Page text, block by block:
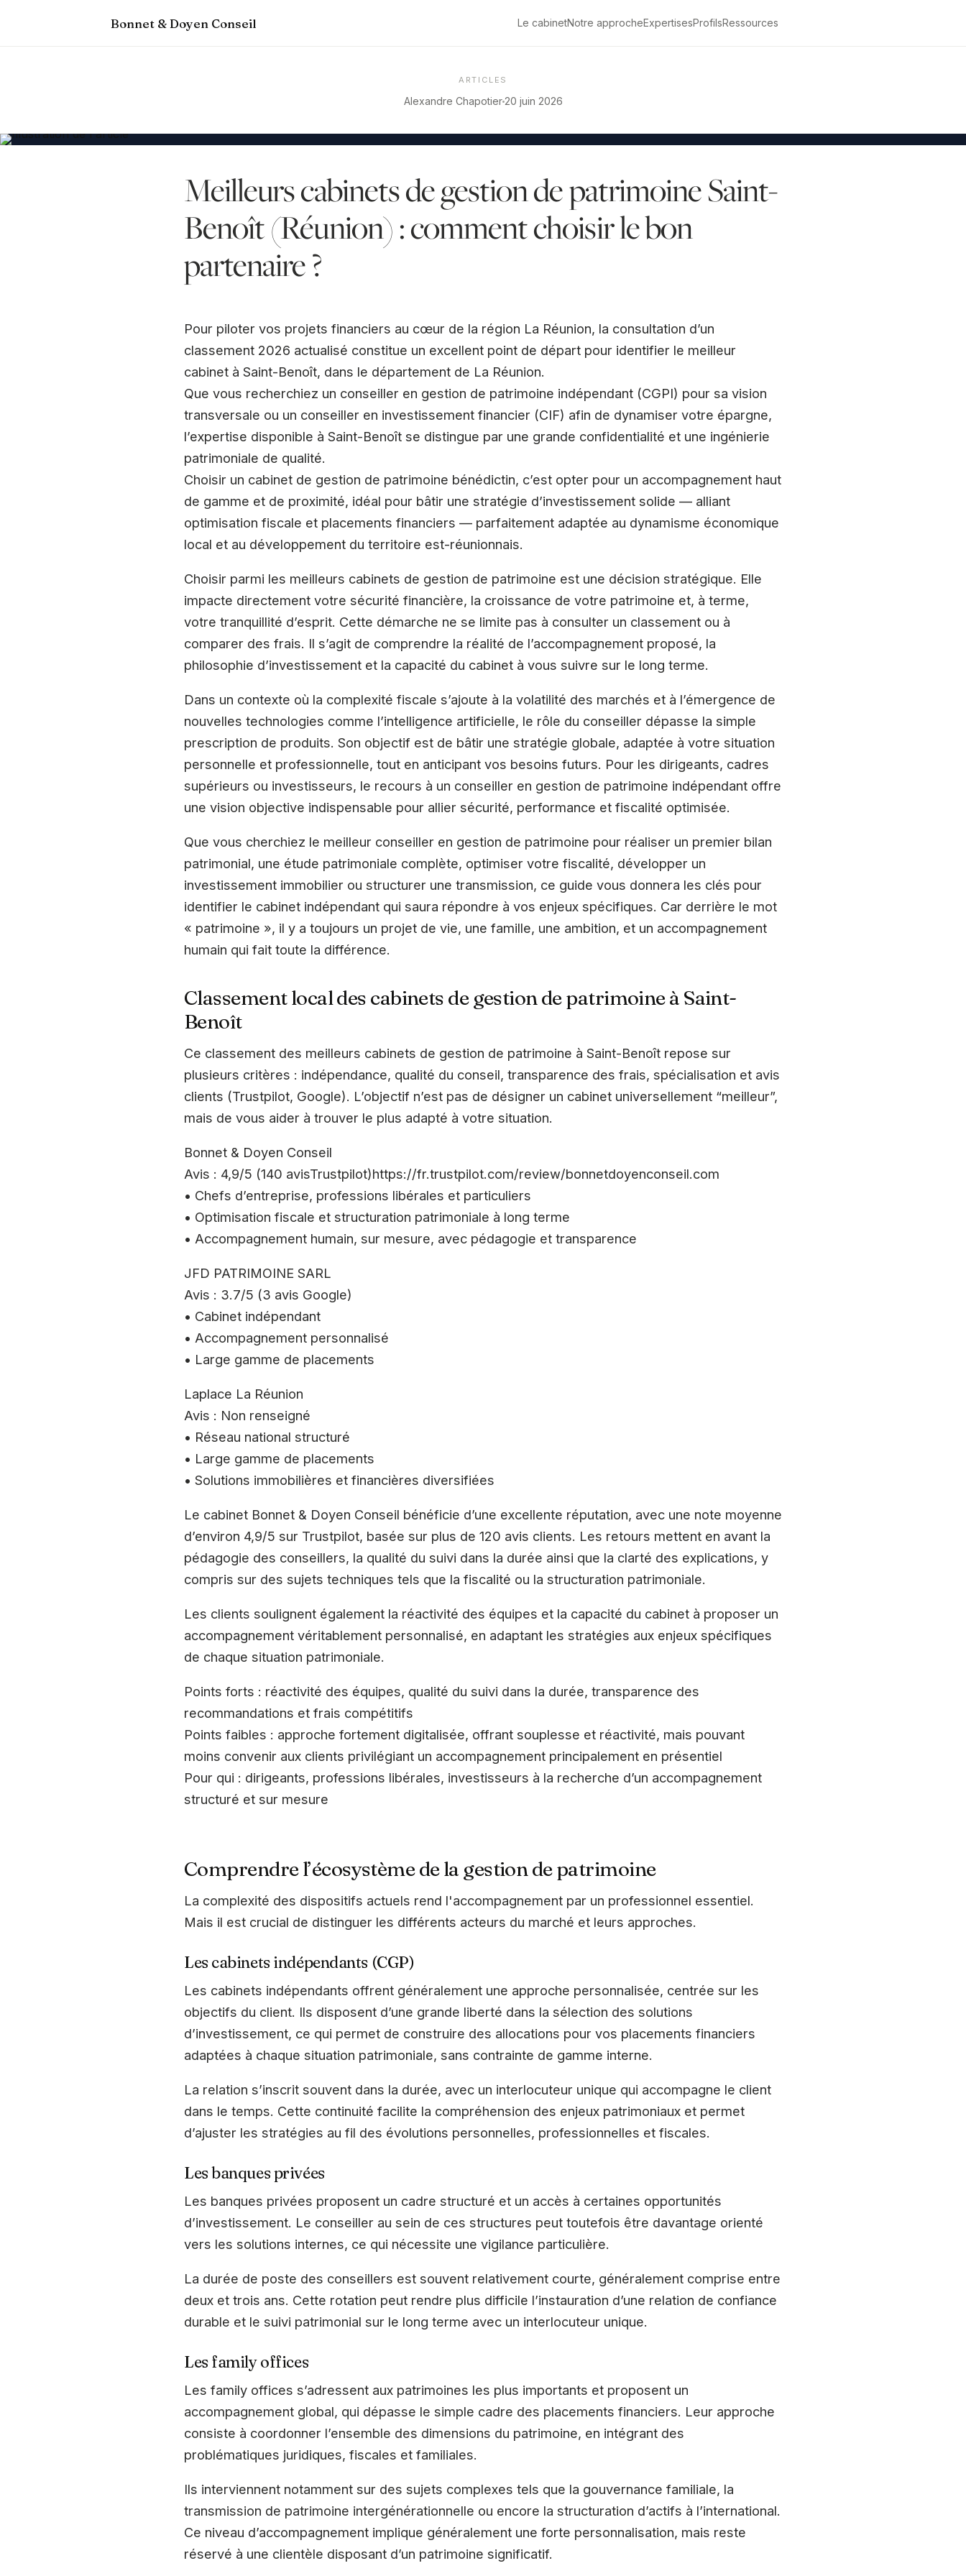
Bonnet & Doyen Conseil Le cabinetNotre approcheExpertisesProfilsRessources
ARTICLES
Alexandre Chapotier20 juin 2026
Meilleurs cabinets de gestion de patrimoine Saint-
Benoît (Réunion) : comment choisir le bon
partenaire ?
Pour piloter vos projets financiers au cœur de la région La Réunion, la consultation d’un
classement 2026 actualisé constitue un excellent point de départ pour identifier le meilleur
cabinet à Saint-Benoît, dans le département de La Réunion.
Que vous recherchiez un conseiller en gestion de patrimoine indépendant (CGPI) pour sa vision
transversale ou un conseiller en investissement financier (CIF) afin de dynamiser votre épargne,
l’expertise disponible à Saint-Benoît se distingue par une grande confidentialité et une ingénierie
patrimoniale de qualité.
Choisir un cabinet de gestion de patrimoine bénédictin, c’est opter pour un accompagnement haut
de gamme et de proximité, idéal pour bâtir une stratégie d’investissement solide — alliant
optimisation fiscale et placements financiers — parfaitement adaptée au dynamisme économique
local et au développement du territoire est-réunionnais.
Choisir parmi les meilleurs cabinets de gestion de patrimoine est une décision stratégique. Elle
impacte directement votre sécurité financière, la croissance de votre patrimoine et, à terme,
votre tranquillité d’esprit. Cette démarche ne se limite pas à consulter un classement ou à
comparer des frais. Il s’agit de comprendre la réalité de l’accompagnement proposé, la
philosophie d’investissement et la capacité du cabinet à vous suivre sur le long terme.
Dans un contexte où la complexité fiscale s’ajoute à la volatilité des marchés et à l’émergence de
nouvelles technologies comme l’intelligence artificielle, le rôle du conseiller dépasse la simple
prescription de produits. Son objectif est de bâtir une stratégie globale, adaptée à votre situation
personnelle et professionnelle, tout en anticipant vos besoins futurs. Pour les dirigeants, cadres
supérieurs ou investisseurs, le recours à un conseiller en gestion de patrimoine indépendant offre
une vision objective indispensable pour allier sécurité, performance et fiscalité optimisée.
Que vous cherchiez le meilleur conseiller en gestion de patrimoine pour réaliser un premier bilan
patrimonial, une étude patrimoniale complète, optimiser votre fiscalité, développer un
investissement immobilier ou structurer une transmission, ce guide vous donnera les clés pour
identifier le cabinet indépendant qui saura répondre à vos enjeux spécifiques. Car derrière le mot
« patrimoine », il y a toujours un projet de vie, une famille, une ambition, et un accompagnement
humain qui fait toute la différence.
Classement local des cabinets de gestion de patrimoine à Saint-
Benoît
Ce classement des meilleurs cabinets de gestion de patrimoine à Saint-Benoît repose sur
plusieurs critères : indépendance, qualité du conseil, transparence des frais, spécialisation et avis
clients (Trustpilot, Google). L’objectif n’est pas de désigner un cabinet universellement “meilleur”,
mais de vous aider à trouver le plus adapté à votre situation.
Bonnet & Doyen Conseil
Avis : 4,9/5 (140 avisTrustpilot)https://fr.trustpilot.com/review/bonnetdoyenconseil.com
• Chefs d’entreprise, professions libérales et particuliers
• Optimisation fiscale et structuration patrimoniale à long terme
• Accompagnement humain, sur mesure, avec pédagogie et transparence
JFD PATRIMOINE SARL
Avis : 3.7/5 (3 avis Google)
• Cabinet indépendant
• Accompagnement personnalisé
• Large gamme de placements
Laplace La Réunion
Avis : Non renseigné
• Réseau national structuré
• Large gamme de placements
• Solutions immobilières et financières diversifiées
Le cabinet Bonnet & Doyen Conseil bénéficie d’une excellente réputation, avec une note moyenne
d’environ 4,9/5 sur Trustpilot, basée sur plus de 120 avis clients. Les retours mettent en avant la
pédagogie des conseillers, la qualité du suivi dans la durée ainsi que la clarté des explications, y
compris sur des sujets techniques tels que la fiscalité ou la structuration patrimoniale.
Les clients soulignent également la réactivité des équipes et la capacité du cabinet à proposer un
accompagnement véritablement personnalisé, en adaptant les stratégies aux enjeux spécifiques
de chaque situation patrimoniale.
Points forts : réactivité des équipes, qualité du suivi dans la durée, transparence des
recommandations et frais compétitifs
Points faibles : approche fortement digitalisée, offrant souplesse et réactivité, mais pouvant
moins convenir aux clients privilégiant un accompagnement principalement en présentiel
Pour qui : dirigeants, professions libérales, investisseurs à la recherche d’un accompagnement
structuré et sur mesure
Comprendre l’écosystème de la gestion de patrimoine
La complexité des dispositifs actuels rend l'accompagnement par un professionnel essentiel.
Mais il est crucial de distinguer les différents acteurs du marché et leurs approches.
Les cabinets indépendants (CGP)
Les cabinets indépendants offrent généralement une approche personnalisée, centrée sur les
objectifs du client. Ils disposent d’une grande liberté dans la sélection des solutions
d’investissement, ce qui permet de construire des allocations pour vos placements financiers
adaptées à chaque situation patrimoniale, sans contrainte de gamme interne.
La relation s’inscrit souvent dans la durée, avec un interlocuteur unique qui accompagne le client
dans le temps. Cette continuité facilite la compréhension des enjeux patrimoniaux et permet
d’ajuster les stratégies au fil des évolutions personnelles, professionnelles et fiscales.
Les banques privées
Les banques privées proposent un cadre structuré et un accès à certaines opportunités
d’investissement. Le conseiller au sein de ces structures peut toutefois être davantage orienté
vers les solutions internes, ce qui nécessite une vigilance particulière.
La durée de poste des conseillers est souvent relativement courte, généralement comprise entre
deux et trois ans. Cette rotation peut rendre plus difficile l’instauration d’une relation de confiance
durable et le suivi patrimonial sur le long terme avec un interlocuteur unique.
Les family offices
Les family offices s’adressent aux patrimoines les plus importants et proposent un
accompagnement global, qui dépasse le simple cadre des placements financiers. Leur approche
consiste à coordonner l’ensemble des dimensions du patrimoine, en intégrant des
problématiques juridiques, fiscales et familiales.
Ils interviennent notamment sur des sujets complexes tels que la gouvernance familiale, la
transmission de patrimoine intergénérationnelle ou encore la structuration d’actifs à l’international.
Ce niveau d’accompagnement implique généralement une forte personnalisation, mais reste
réservé à une clientèle disposant d’un patrimoine significatif.